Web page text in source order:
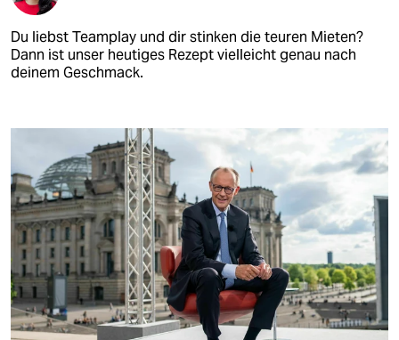
Du liebst Teamplay und dir stinken die teuren Mieten?
Dann ist unser heutiges Rezept vielleicht genau nach
deinem Geschmack.